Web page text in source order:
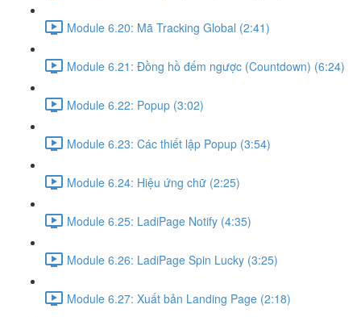
Module 6.20: Mã Tracking Global (2:41)
Module 6.21: Đồng hồ đếm ngược (Countdown) (6:24)
Module 6.22: Popup (3:02)
Module 6.23: Các thiết lập Popup (3:54)
Module 6.24: Hiệu ứng chữ (2:25)
Module 6.25: LadiPage Notify (4:35)
Module 6.26: LadiPage Spin Lucky (3:25)
Module 6.27: Xuất bản Landing Page (2:18)